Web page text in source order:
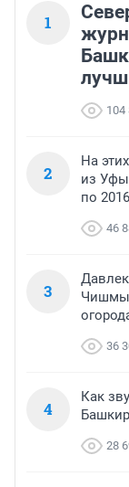
1
104
2
На
из Уфы
по
46
3
Чишмы
36
4
Как
28